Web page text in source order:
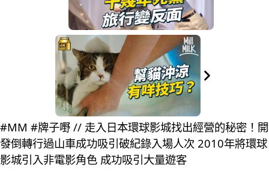
#MM #牌子嘢 // 走入日本環球影城找出經營的秘密！開
發倒轉行過山車成功吸引破紀錄入場人次 2010年將環球
影城引入非電影角色 成功吸引大量遊客